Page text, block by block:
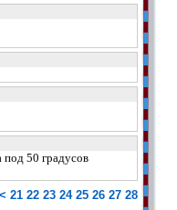
50 градусов
21 22 23 24 25 26 27 28